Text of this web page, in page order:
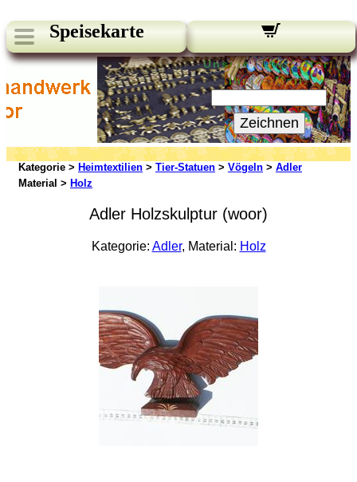
Speisekarte
Unsere Newsletter:
Ihre E-Mail:
Zeichnen
Kategorie > Heimtextilien > Tier-Statuen > Vögeln > Adler
Material > Holz
Adler Holzskulptur (woor)
Kategorie: Adler, Material: Holz